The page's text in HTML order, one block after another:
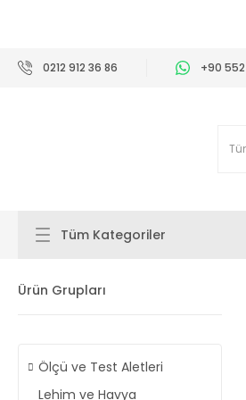
0212 912 36 86 +90
Tüm Kategoriler
Ürün Grupları
Ölçü ve Test Aletleri
Lehim ve Havya